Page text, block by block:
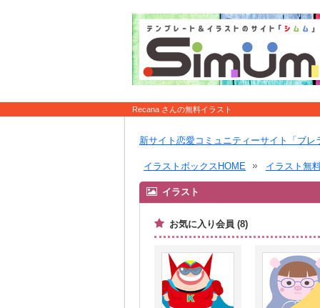
Recana さんの無料イラスト
新サイト恋愛コミュニティーサイト「ブレ
イラストボックスHOME イラスト無
イラスト
お気に入り会員 (8)